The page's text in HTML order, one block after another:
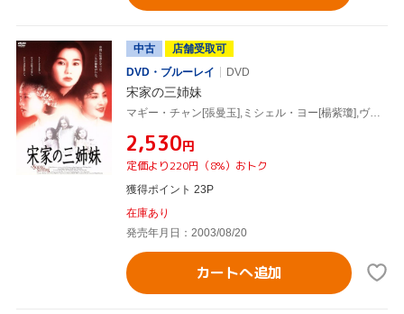
中古
店舗受取可
DVD・ブルーレイ
DVD
宋家の三姉妹
マギー・チャン[張曼玉],ミシェル・ヨー[楊紫瓊],ヴィヴィアン・ウー,メイベル・チャン(監督)
¥2,530円
定価より220円（8%）おトク
獲得ポイント 23P
在庫あり
発売年月日：2003/08/20
カートへ追加